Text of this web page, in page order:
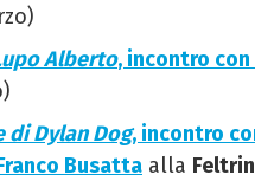
Alberto, incontro
di Dylan Dog, incontro
Busatta alla